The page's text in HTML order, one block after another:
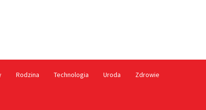
Rodzina Technologia Uroda Zdrowie